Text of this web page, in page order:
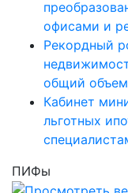
офисами и
Рекордный
общий
Кабинет
льготных
ПИФы